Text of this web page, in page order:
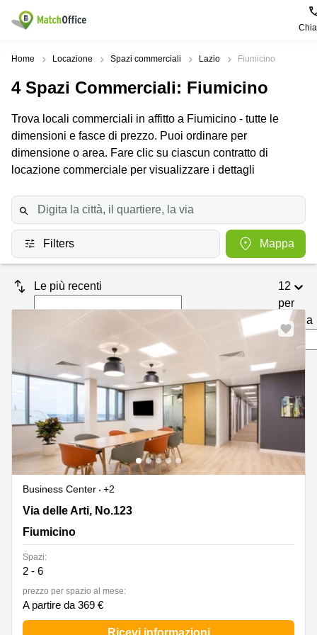
Dare in locazione e affittare
Tipologie di
commerciali
Ufficio
Business
Coworking
Sala
Riunioni
Virtuale
Zone
Genova
Milano
Palermo
Bari
Torino
Firenze
Verona
Bologna
Bergamo
Como
Ricerche
Coworking
Lazio
Coworking
Uffici
in
Vicenza
Palermo
Uffici
Coworking
Lombardy
Business
center
Toscana
Business
Milano
Business
Roma
Coworking
Campania
Coworking
Cagliari
Aiuto
Chi Siamo
Metti in elenco il tuo ufficio
Prezzo
Accesso
Home Locazione Spazi commerciali Lazio Fiumicino
4 Spazi Commerciali: Fiumicino
Trova locali commerciali in affitto a Fiumicino - tutte le
dimensioni e fasce di prezzo. Puoi ordinare per
dimensione o area. Fare clic su ciascun contratto di
locazione commerciale per visualizzare i dettagli
Filters Mappa
Le più recenti
12
per
pagina
Business Center
+2
Via delle Arti, No.123, Fiumicino
Via delle Arti, No.123
Fiumicino
Spazi:
2 - 6
prezzo per spazio al mese:
A partire da 369 €
Ricevi informazioni